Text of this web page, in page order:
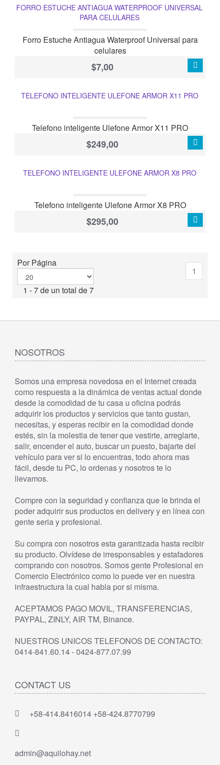
FORRO ESTUCHE ANTIAGUA WATERPROOF UNIVERSAL
PARA CELULARES
Forro Estuche Antiagua Waterproof Universal para
celulares
$7,00
TELEFONO INTELIGENTE ULEFONE ARMOR X11 PRO
Telefono inteligente Ulefone Armor X11 PRO
$249,00
TELEFONO INTELIGENTE ULEFONE ARMOR X8 PRO
Telefono inteligente Ulefone Armor X8 PRO
$295,00
Por Página
1 - 7 de un total de 7
1
NOSOTROS
Somos una empresa novedosa en el Internet creada
como respuesta a la dinámica de ventas actual donde
desde la comodidad de tu casa u oficina podrás
adquirir los productos y servicios que tanto gustan,
necesitas, y esperas recibir en la comodidad donde
estés, sin la molestia de tener que vestirte, arreglarte,
salir, encender el auto, buscar un puesto, bajarte del
vehículo para ver si lo encuentras, todo ahora mas
fácil, desde tu PC, lo ordenas y nosotros te lo
llevamos.
Compre con la seguridad y confianza que le brinda el
poder adquirir sus productos en delivery y en línea con
gente seria y profesional.
Su compra con nosotros esta garantizada hasta recibir
su producto. Olvídese de irresponsables y estafadores
comprando con nosotros. Somos gente Profesional en
Comercio Electrónico como lo puede ver en nuestra
infraestructura la cual habla por si misma.
ACEPTAMOS PAGO MOVIL, TRANSFERENCIAS,
PAYPAL, ZINLY, AIR TM, Binance.
NUESTROS UNICOS TELEFONOS DE CONTACTO:
0414-841.60.14 - 0424-877.07.99
CONTACT US
+58-414.8416014 +58-424.8770799
admin@aquilohay.net